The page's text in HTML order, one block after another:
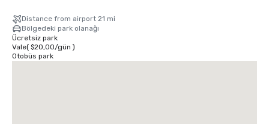
Distance from airport 21 mi
Bölgedeki park olanağı
Ücretsiz park
Vale( $20,00/gün )
Otobüs park